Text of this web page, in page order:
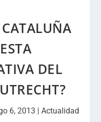
DEL
6, 2013 | Actualidad